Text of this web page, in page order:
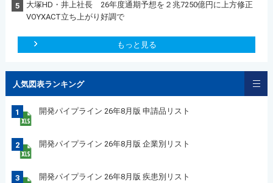
5
大塚HD・井上社長 26年度通期予想を２兆7250億円に上方修正
VOYXACT立ち上がり好調で
もっと見る
人気図表ランキング
1 開発パイプライン 26年8月版 申請品リスト
2 開発パイプライン 26年8月版 企業別リスト
3 開発パイプライン 26年8月版 疾患別リスト